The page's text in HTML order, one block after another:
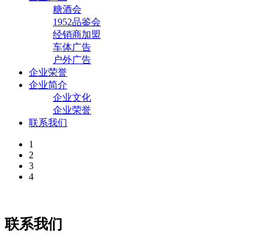
糖酒会
1952品鉴会
经销商加盟
车体广告
户外广告
企业荣誉
企业简介
企业文化
企业荣誉
联系我们
1
2
3
4
联系我们